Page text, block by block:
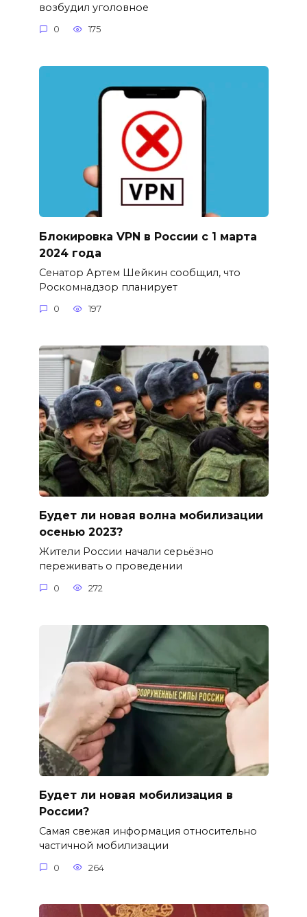
возбудил уголовное
0 175
Блокировка VPN в России с 1 марта
2024 года
Сенатор Артем Шейкин сообщил, что
Роскомнадзор планирует
0 197
Будет ли новая волна мобилизации
осенью 2023?
Жители России начали серьёзно
переживать о проведении
0 272
Будет ли новая мобилизация в
России?
Самая свежая информация относительно
частичной мобилизации
0 264